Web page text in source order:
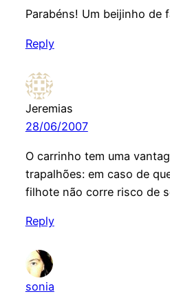
Parabéns! Um beijinho de
Reply
Jeremias
28/06/2007
O carrinho tem uma
trapalhões: em caso de
filhote não corre risco de
Reply
sonia